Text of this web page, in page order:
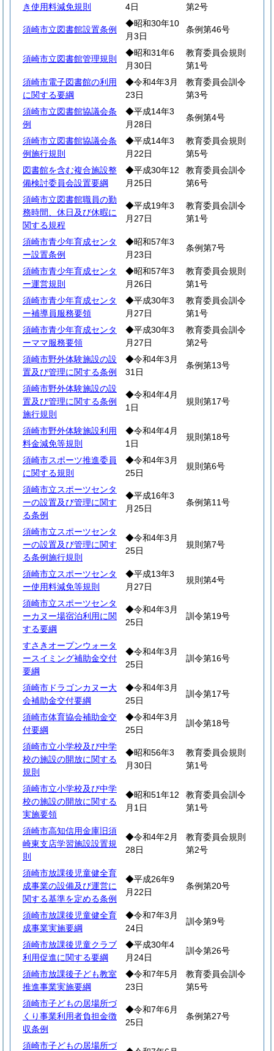
き使用料減免規則
4日
第2号
須崎市立図書館設置条例
◆昭和30年10
月3日
条例第46号
須崎市立図書館管理規則
◆昭和31年6
月30日
教育委員会規則
第1号
須崎市電子図書館の利用
に関する要綱
◆令和4年3月
23日
教育委員会訓令
第3号
須崎市立図書館協議会条
例
◆平成14年3
月28日
条例第4号
須崎市立図書館協議会条
例施行規則
◆平成14年3
月22日
教育委員会規則
第5号
図書館を含む複合施設整
備検討委員会設置要綱
◆平成30年12
月25日
教育委員会訓令
第6号
須崎市立図書館職員の勤
務時間、休日及び休暇に
関する規程
◆平成19年3
月27日
教育委員会訓令
第1号
須崎市青少年育成センタ
ー設置条例
◆昭和57年3
月23日
条例第7号
須崎市青少年育成センタ
ー運営規則
◆昭和57年3
月26日
教育委員会規則
第1号
須崎市青少年育成センタ
ー補導員服務要領
◆平成30年3
月27日
教育委員会訓令
第1号
須崎市青少年育成センタ
ーママ服務要領
◆平成30年3
月27日
教育委員会訓令
第2号
須崎市野外体験施設の設
置及び管理に関する条例
◆令和4年3月
31日
条例第13号
須崎市野外体験施設の設
置及び管理に関する条例
施行規則
◆令和4年4月
1日
規則第17号
須崎市野外体験施設利用
料金減免等規則
◆令和4年4月
1日
規則第18号
須崎市スポーツ推進委員
に関する規則
◆令和4年3月
25日
規則第6号
須崎市立スポーツセンタ
ーの設置及び管理に関す
る条例
◆平成16年3
月25日
条例第11号
須崎市立スポーツセンタ
ーの設置及び管理に関す
る条例施行規則
◆令和4年3月
25日
規則第7号
須崎市立スポーツセンタ
ー使用料減免等規則
◆平成13年3
月27日
規則第4号
須崎市立スポーツセンタ
ーカヌー場宿泊利用に関
する要綱
◆令和4年3月
25日
訓令第19号
すさきオープンウォータ
ースイミング補助金交付
要綱
◆令和4年3月
25日
訓令第16号
須崎市ドラゴンカヌー大
会補助金交付要綱
◆令和4年3月
25日
訓令第17号
須崎市体育協会補助金交
付要綱
◆令和4年3月
25日
訓令第18号
須崎市立小学校及び中学
校の施設の開放に関する
規則
◆昭和56年3
月30日
教育委員会規則
第1号
須崎市立小学校及び中学
校の施設の開放に関する
実施要領
◆昭和51年12
月1日
教育委員会訓令
第1号
須崎市高知信用金庫旧須
崎東支店学習施設設置規
則
◆令和4年2月
28日
教育委員会規則
第2号
須崎市放課後児童健全育
成事業の設備及び運営に
関する基準を定める条例
◆平成26年9
月22日
条例第20号
須崎市放課後児童健全育
成事業実施要綱
◆令和7年3月
24日
訓令第9号
須崎市放課後児童クラブ
利用促進に関する要綱
◆平成30年4
月24日
訓令第26号
須崎市放課後子ども教室
推進事業実施要綱
◆令和7年5月
23日
教育委員会訓令
第5号
須崎市子どもの居場所づ
くり事業利用者負担金徴
収条例
◆令和7年6月
25日
条例第27号
須崎市子どもの居場所づ